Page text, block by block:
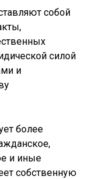
собой
силой
и
более
и иные
собственную